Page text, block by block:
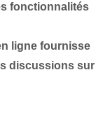
fonctionnalités
ligne fournisse
discussions sur